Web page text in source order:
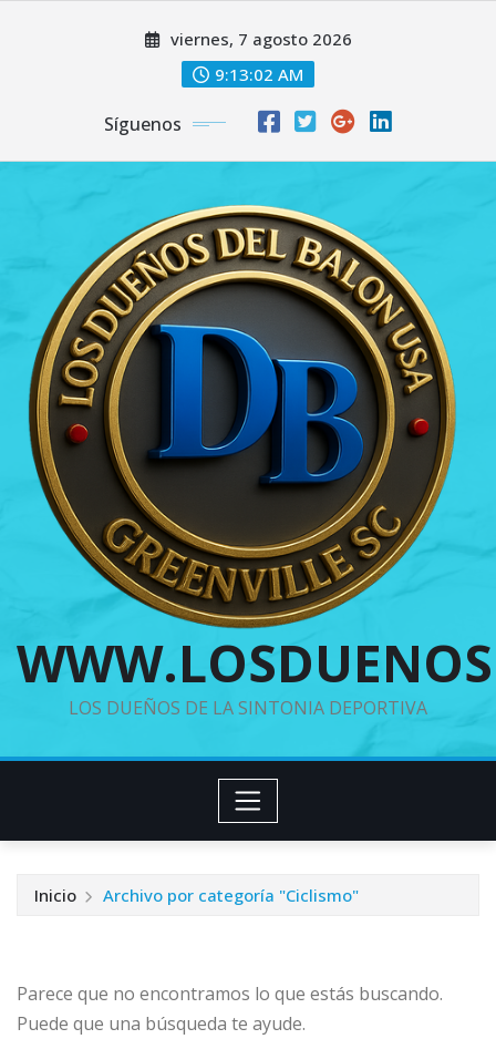
viernes, 7 agosto 2026
9:13:02 AM
Síguenos
LOS DUEÑOS DE LA SINTONIA DEPORTIVA
Inicio Archivo por categoría "Ciclismo"
Parece que no encontramos lo que estás buscando.
Puede que una búsqueda te ayude.